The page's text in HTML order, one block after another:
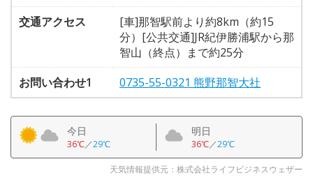
交通アクセス
[車]那智駅前より約8km（約15
分）[公共交通]JR紀伊勝浦駅から那
智山（終点）まで約25分
お問い合わせ1
0735-55-0321 熊野那智大社
今日
36℃／29℃
明日
36℃／29℃
天気情報提供元：株式会社ライフビジネスウェザー